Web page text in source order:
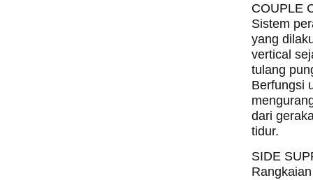
COUPLE
Sistem
yang
vertical
tulang
Berfungsi
dari
tidur.
SIDE